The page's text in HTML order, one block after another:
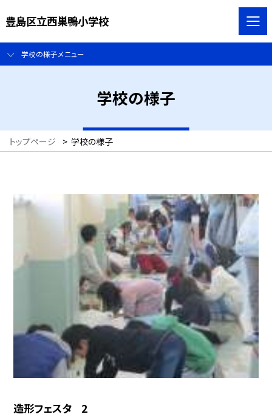
豊島区立西巣鴨小学校
学校の様子メニュー
学校の様子
トップページ > 学校の様子
造形フェスタ 2